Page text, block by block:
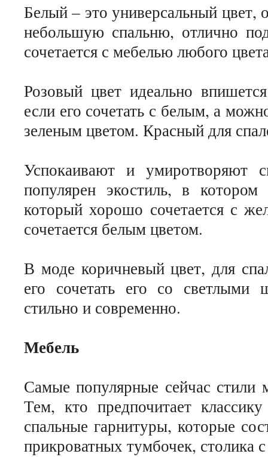
Белый – это универсальный цвет,
небольшую спальню, отлично
сочетается с мебелью любого
Розовый цвет идеально
если его сочетать с белым, а
зеленым цветом. Красный для
Успокаивают и умиротворяют
популярен экостиль, в
который хорошо сочетается с
сочетается белым цветом.
В моде коричневый цвет, для
его сочетать его со
стильно и современно.
Мебель
Самые популярные сейчас стили
Тем, кто предпочитает
спальные гарнитуры, которые
прикроватных тумбочек, столика